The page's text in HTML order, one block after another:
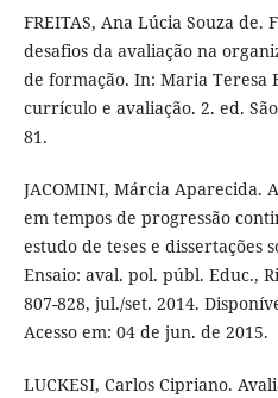
FREITAS, Ana Lúcia Souza de.
desafios da avaliação na
de formação. In: Maria Teresa
currículo e avaliação. 2. ed.
81.
JACOMINI, Márcia Aparecida.
em tempos de progressão
estudo de teses e dissertações
Ensaio: aval. pol. públ. Educ.,
807-828, jul./set. 2014.
Acesso em: 04 de jun. de 2015.
LUCKESI, Carlos Cipriano.